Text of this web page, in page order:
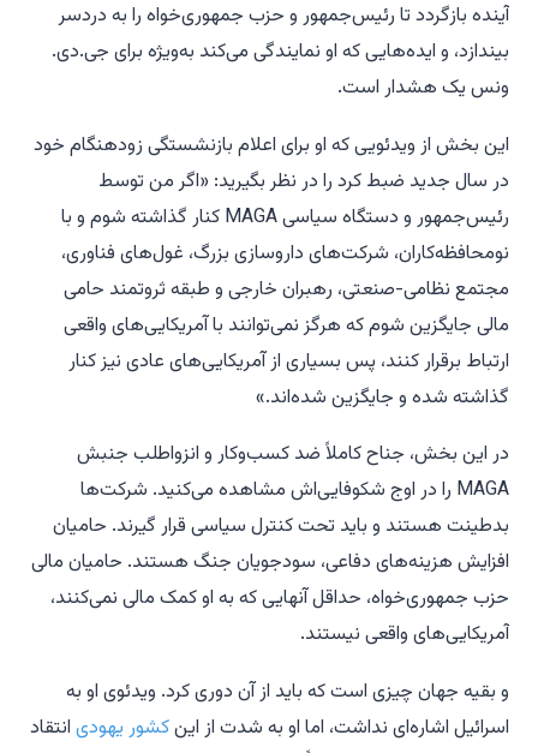
آینده بازگردد تا رئیس‌جمهور و حزب جمهوری‌خواه را به دردسر
بیندازد، و ایده‌هایی که او نمایندگی می‌کند به‌ویژه برای جی.دی.
ونس یک هشدار است.
این بخش از ویدئویی که او برای اعلام بازنشستگی زودهنگام خود
در سال جدید ضبط کرد را در نظر بگیرید: «اگر من توسط
رئیس‌جمهور و دستگاه سیاسی MAGA کنار گذاشته شوم و با
نومحافظه‌کاران، شرکت‌های داروسازی بزرگ، غول‌های فناوری،
مجتمع نظامی-صنعتی، رهبران خارجی و طبقه ثروتمند حامی
مالی جایگزین شوم که هرگز نمی‌توانند با آمریکایی‌های واقعی
ارتباط برقرار کنند، پس بسیاری از آمریکایی‌های عادی نیز کنار
گذاشته شده و جایگزین شده‌اند.»
در این بخش، جناح کاملاً ضد کسب‌وکار و انزواطلب جنبش
MAGA را در اوج شکوفایی‌اش مشاهده می‌کنید. شرکت‌ها
بدطینت هستند و باید تحت کنترل سیاسی قرار گیرند. حامیان
افزایش هزینه‌های دفاعی، سودجویان جنگ هستند. حامیان مالی
حزب جمهوری‌خواه، حداقل آنهایی که به او کمک مالی نمی‌کنند،
آمریکایی‌های واقعی نیستند.
و بقیه جهان چیزی است که باید از آن دوری کرد. ویدئوی او به
اسرائیل اشاره‌ای نداشت، اما او به شدت از اینکشور یهودی انتقاد